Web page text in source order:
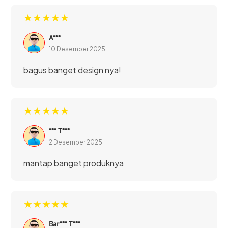
menjadi nilai lebih yang layak untuk dimiliki.
★★★★★
A***
10 Desember 2025
bagus banget design nya!
★★★★★
*** T***
2 Desember 2025
mantap banget produknya
★★★★★
Bar*** T***